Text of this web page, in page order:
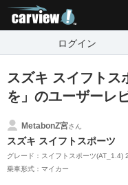
ログイン
スズキ スイフトス
を」のユーザーレ
MetabonZ宮さん
スズキ スイフトスポーツ
グレード：スイフトスポーツ(AT_1.4)
乗車形式：マイカー